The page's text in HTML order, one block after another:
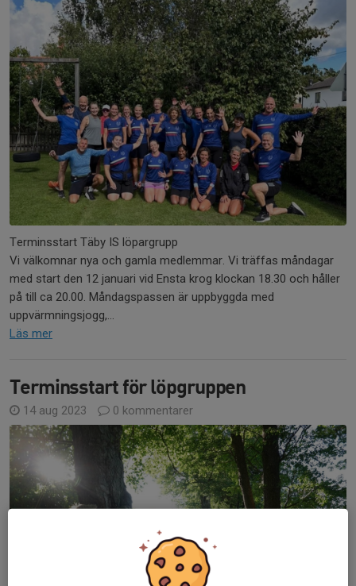
Terminsstart Täby IS löpargrupp
Vi välkomnar nya och gamla medlemmar. Vi träffas måndagar
med start den 12 januari vid Ensta krog klockan 18.30 och håller
på till ca 20.00. Måndagspassen är uppbyggda med
uppvärmningsjogg,...
Läs mer
Terminsstart för löpgruppen
14 aug 2023 0 kommentarer